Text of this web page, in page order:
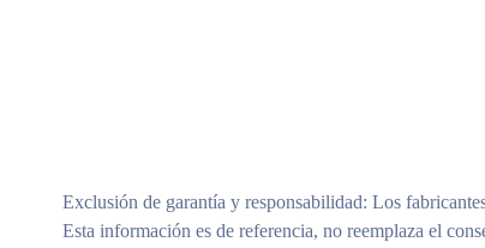
Exclusión de garantía y responsabilidad: Los
Esta información es de referencia, no reemplaza el